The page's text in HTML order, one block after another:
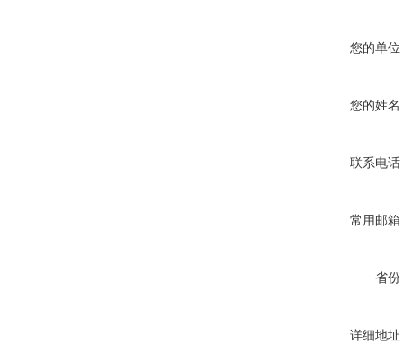
您的单位
您的姓名
联系电话
常用邮箱
省份
详细地址